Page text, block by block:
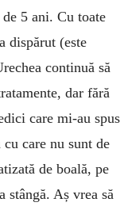
5 ani. Cu toate
dispărut (este
con­tinuă să
dar fără
care mi-au spus
care nu sunt de
de boală, pe
stângă. Aș vrea să